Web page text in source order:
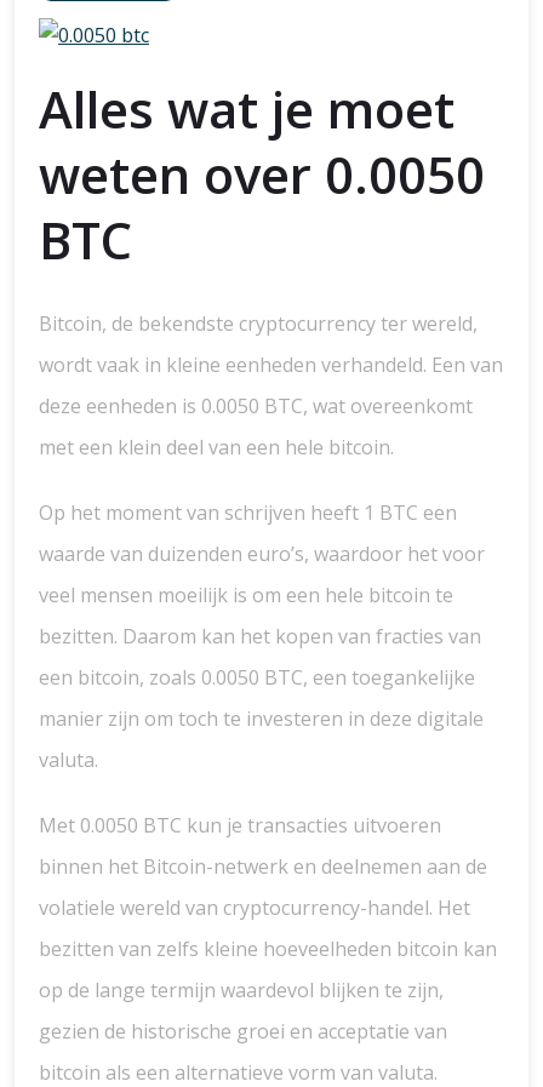
Alles wat je moet
weten over 0.0050
BTC
Bitcoin, de bekendste cryptocurrency ter wereld,
wordt vaak in kleine eenheden verhandeld. Een van
deze eenheden is 0.0050 BTC, wat overeenkomt
met een klein deel van een hele bitcoin.
Op het moment van schrijven heeft 1 BTC een
waarde van duizenden euro’s, waardoor het voor
veel mensen moeilijk is om een hele bitcoin te
bezitten. Daarom kan het kopen van fracties van
een bitcoin, zoals 0.0050 BTC, een toegankelijke
manier zijn om toch te investeren in deze digitale
valuta.
Met 0.0050 BTC kun je transacties uitvoeren
binnen het Bitcoin-netwerk en deelnemen aan de
volatiele wereld van cryptocurrency-handel. Het
bezitten van zelfs kleine hoeveelheden bitcoin kan
op de lange termijn waardevol blijken te zijn,
gezien de historische groei en acceptatie van
bitcoin als een alternatieve vorm van valuta.